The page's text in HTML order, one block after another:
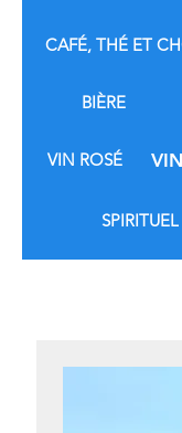
CAFÉ, THÉ ET
BIÈRE
VIN ROSÉ
SPIRITUEL